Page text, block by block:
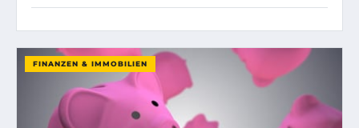
FINANZEN & IMMOBILIEN